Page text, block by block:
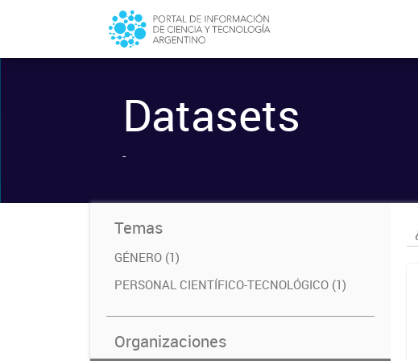
Datasets
-
Temas
GÉNERO (1)
PERSONAL CIENTÍFICO-TECNOLÓGICO (1)
Organizaciones